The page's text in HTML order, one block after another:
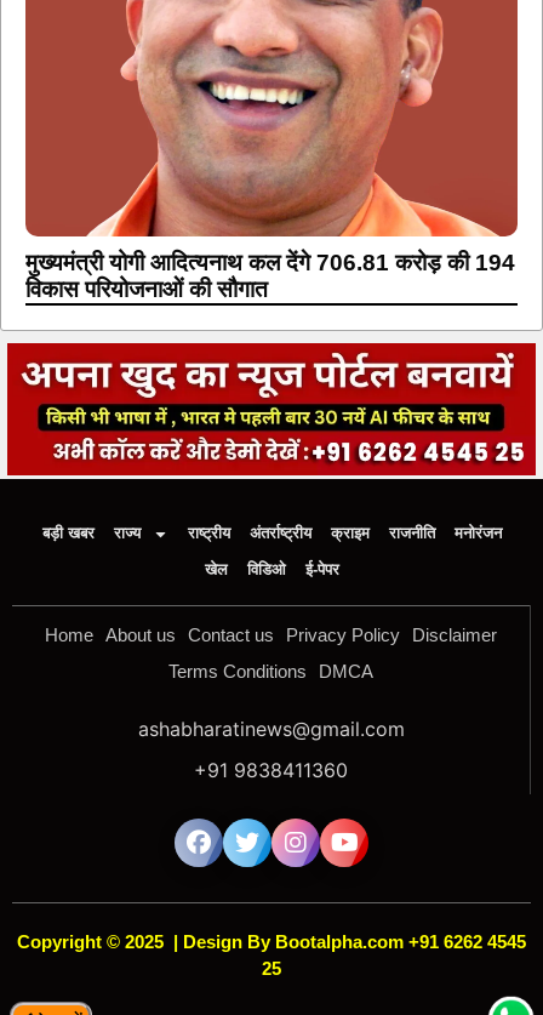
मुख्यमंत्री योगी आदित्यनाथ कल देंगे 706.81 करोड़ की 194
विकास परियोजनाओं की सौगात
बड़ी खबर राज्य राष्ट्रीय अंतर्राष्ट्रीय क्राइम राजनीति
मनोरंजन
खेल
विडिओ ई-पेपर
Home About us Contact us Privacy Policy
Disclaimer
Terms Conditions
DMCA
ashabharatinews@gmail.com
+91 9838411360
Copyright © 2025 | Design By Bootalpha.com +91 6262 4545
25